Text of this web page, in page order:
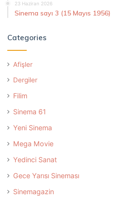
23 Haziran 2026
Sinema sayı 3 (15 Mayıs 1956)
Categories
Afişler
Dergiler
Filim
Sinema 61
Yeni Sinema
Mega Movie
Yedinci Sanat
Gece Yarısı Sineması
Sinemagazin